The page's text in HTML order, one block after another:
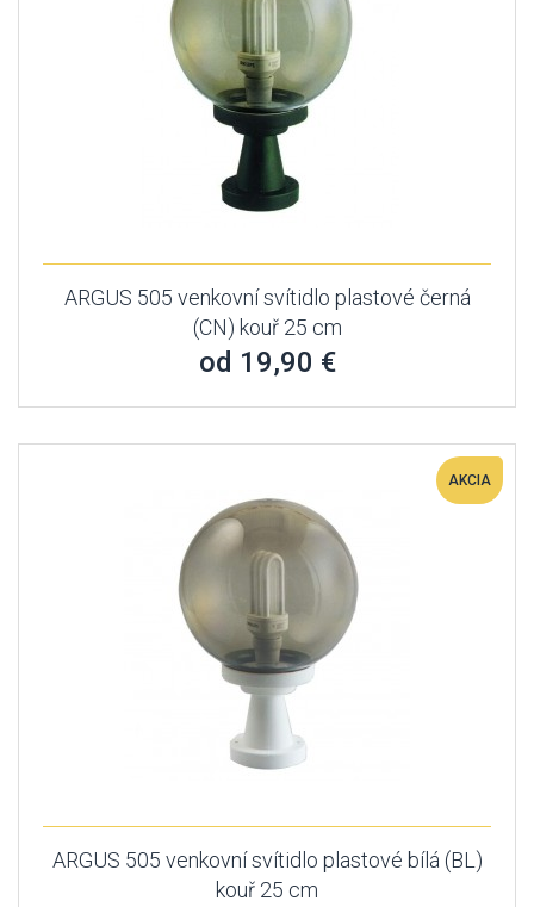
ARGUS 505 venkovní svítidlo plastové černá
(CN) kouř 25 cm
od 19,90 €
AKCIA
ARGUS 505 venkovní svítidlo plastové bílá (BL)
kouř 25 cm